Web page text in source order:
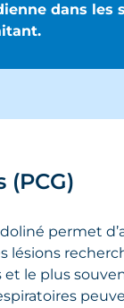
dans les
permet
lésions
et le plus